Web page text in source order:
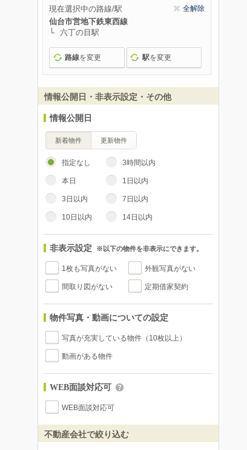
現在選択中の路線/駅 全解除
仙台市営地下鉄東西線
六丁の目駅
路線を変更 駅を変更
情報公開日・非表示設定・その他
情報公開日
新着物件 更新物件
指定なし 3時間以内
本日 1日以内
3日以内 7日以内
10日以内 14日以内
非表示設定 ※以下の物件を非表示にできます。
1枚も写真がない 外観写真がない
間取り図がない 定期借家契約
物件写真・動画についての設定
写真が充実している物件（10枚以上）
動画がある物件
WEB面談対応可
WEB面談対応可
不動産会社で絞り込む